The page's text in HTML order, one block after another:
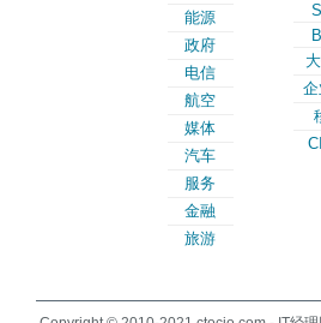
能源
政府
电信
航空
媒体
汽车
服务
金融
旅游